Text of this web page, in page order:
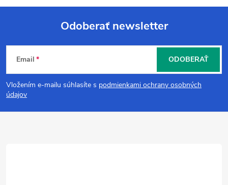
Z
á
p
Odoberať newsletter
Email
Vložením e-mailu súhlasíte s podmienkami ochrany osobných
údajov
ODOBERAŤ